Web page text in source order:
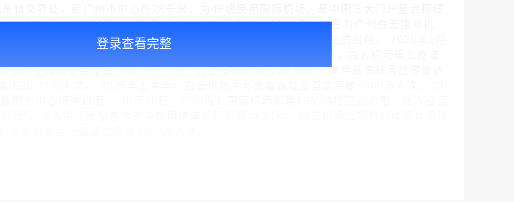
机场前身为民国21年(1932年)始建的旧白云机场。 1963年，更名为广州白云国际机
机场正式启用。 2018年4月26日，广州白云国际机场T2航站楼正式启用。 2025年1月
机场完成旅客吞吐量7636.9万人次，比上年同期增长20.89%。单月最高峰月旅客量达
登录查看完整